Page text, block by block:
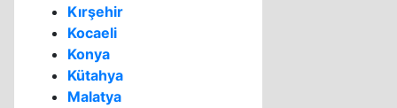
Kırşehir
Kocaeli
Konya
Kütahya
Malatya